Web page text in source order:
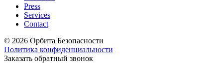
Press
Services
Contact
© 2026 Орбита Безопасности
Политика конфиденциальности
Заказать обратный звонок